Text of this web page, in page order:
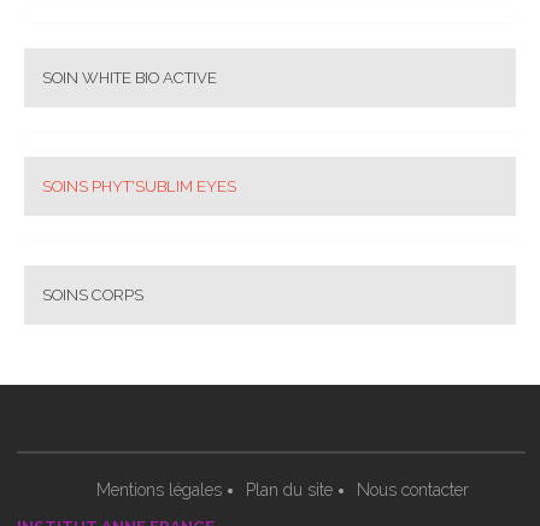
SOIN WHITE BIO ACTIVE
SOINS PHYT'SUBLIM EYES
SOINS CORPS
Mentions légales Plan du site
Nous contacter